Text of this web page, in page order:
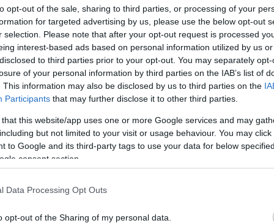
opt-out of the sale, sharing to third parties, or processing of your
for targeted advertising by us, please use the below opt-out
selection. Please note that after your opt-out request is processed
interest-based ads based on personal information utilized by us
to third parties prior to your opt-out. You may separately
of your personal information by third parties on the IAB’s list of
This information may also be disclosed by us to third parties on the
Participants that may further disclose it to other third parties.
that this website/app uses one or more Google services and may
but not limited to your visit or usage behaviour. You may
to Google and its third-party tags to use your data for below
consent section.
Data Processing Opt Outs
opt-out of the Sharing of my personal data.
packed with 220g of cocaine is found on his
fh4q881MUU pic.twitter.com/abVZgxq4Uw
February 25, 2025
ο μεγαλύτερος εξαγωγέας κοκαΐνης στον
και στην καλλιέργεια των φύλλων κόκας
πέρυσι κατά 10% υψηλότερη από ό,τι το
σε 2.600, σύμφωνα με το Γραφείο του ΟΗΕ